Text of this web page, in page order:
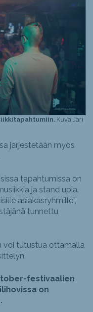
Kuva Jari
järjestetään myös
tapahtumissa on
ja stand upia.
asiakasryhmille”,
tunnettu
voi tutustua ottamalla
festivaalien
on